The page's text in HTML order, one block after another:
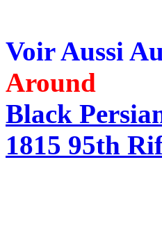
Voir Aussi
Around
Black
1815 95th